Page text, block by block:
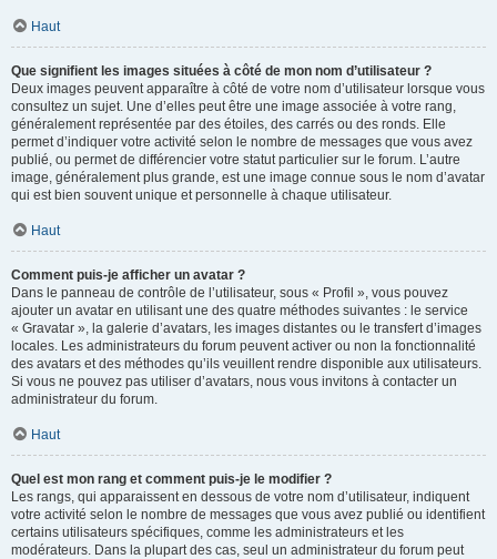
Haut
Que signifient les images situées à côté de mon nom d’utilisateur ?
Deux images peuvent apparaître à côté de votre nom d’utilisateur lorsque vous
consultez un sujet. Une d’elles peut être une image associée à votre rang,
généralement représentée par des étoiles, des carrés ou des ronds. Elle
permet d’indiquer votre activité selon le nombre de messages que vous avez
publié, ou permet de différencier votre statut particulier sur le forum. L’autre
image, généralement plus grande, est une image connue sous le nom d’avatar
qui est bien souvent unique et personnelle à chaque utilisateur.
Haut
Comment puis-je afficher un avatar ?
Dans le panneau de contrôle de l’utilisateur, sous « Profil », vous pouvez
ajouter un avatar en utilisant une des quatre méthodes suivantes : le service
« Gravatar », la galerie d’avatars, les images distantes ou le transfert d’images
locales. Les administrateurs du forum peuvent activer ou non la fonctionnalité
des avatars et des méthodes qu’ils veuillent rendre disponible aux utilisateurs.
Si vous ne pouvez pas utiliser d’avatars, nous vous invitons à contacter un
administrateur du forum.
Haut
Quel est mon rang et comment puis-je le modifier ?
Les rangs, qui apparaissent en dessous de votre nom d’utilisateur, indiquent
votre activité selon le nombre de messages que vous avez publié ou identifient
certains utilisateurs spécifiques, comme les administrateurs et les
modérateurs. Dans la plupart des cas, seul un administrateur du forum peut